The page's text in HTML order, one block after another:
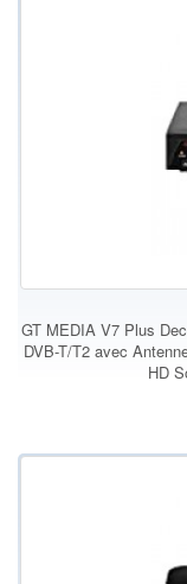
GT MEDIA V7 Plus
DVB-T/T2 avec
HD